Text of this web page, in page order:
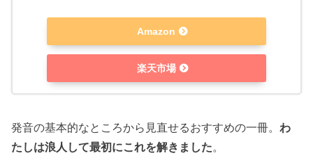
Amazon
楽天市場
発音の基本的なところから見直せるおすすめの一冊。 わ
たしは浪人して最初にこれを解きました。